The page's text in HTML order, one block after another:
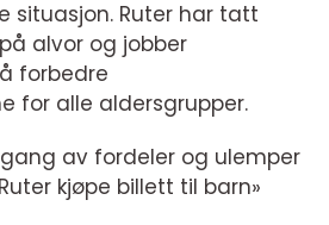
situasjon. Ruter har tatt
alvor og jobber
forbedre
for alle aldersgrupper.
av fordeler og ulemper
kjøpe billett til barn»